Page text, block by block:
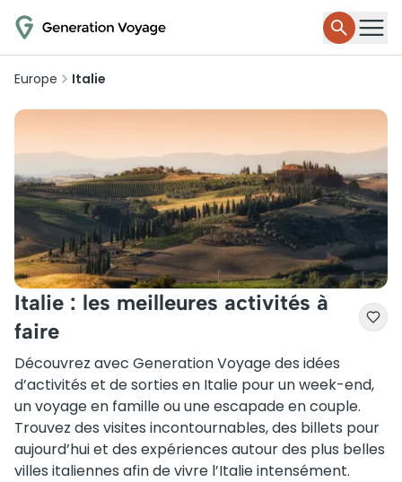
Europe Italie
Italie : les meilleures activités à
faire
Découvrez avec Generation Voyage des idées
d’activités et de sorties en Italie pour un week-end,
un voyage en famille ou une escapade en couple.
Trouvez des visites incontournables, des billets pour
aujourd’hui et des expériences autour des plus belles
villes italiennes afin de vivre l’Italie intensément.